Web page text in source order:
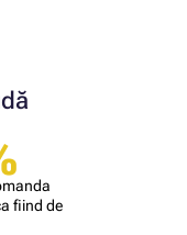
fiind de